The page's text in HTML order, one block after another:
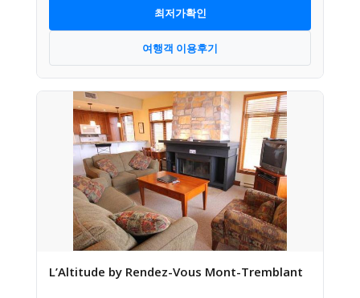
최저가확인
여행객 이용후기
L’Altitude by Rendez-Vous Mont-Tremblant